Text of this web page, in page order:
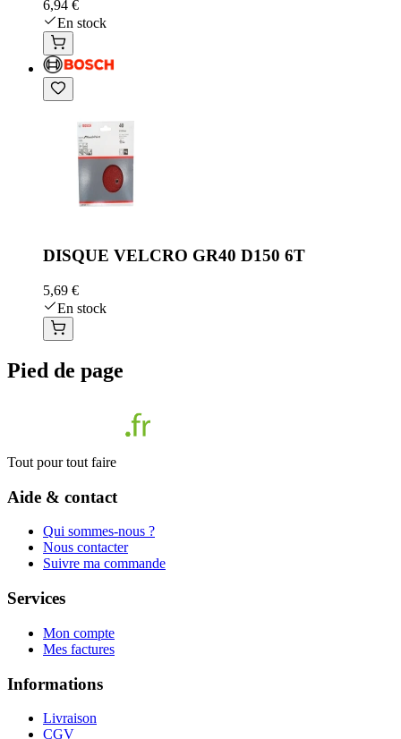
6,94 €
En stock
DISQUE VELCRO GR40 D150 6T
5,69 €
En stock
Pied de page
Tout pour tout faire
Aide & contact
Qui sommes-nous ?
Nous contacter
Suivre ma commande
Services
Mon compte
Mes factures
Informations
Livraison
CGV